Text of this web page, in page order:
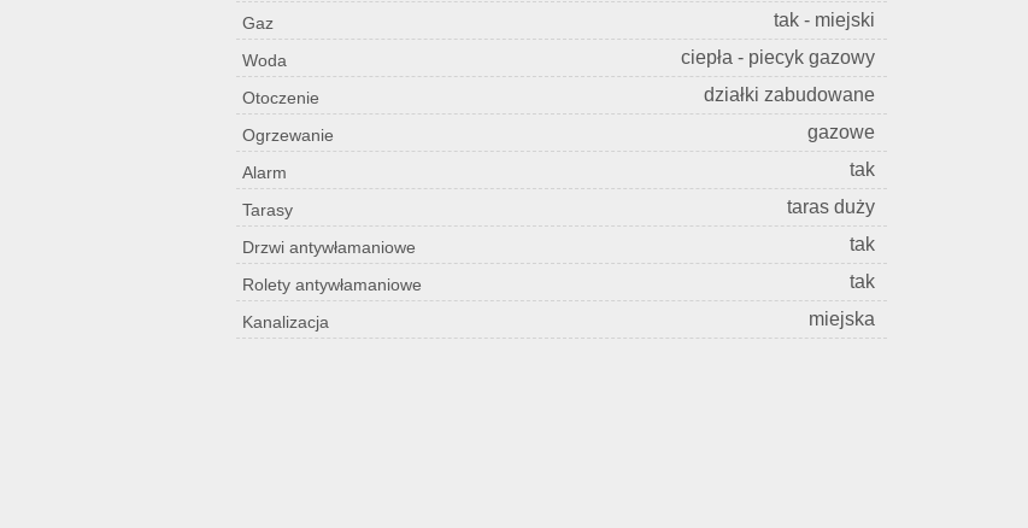
Gaz tak - miejski
Woda ciepła - piecyk gazowy
Otoczenie działki zabudowane
Ogrzewanie gazowe
Alarm tak
Tarasy taras duży
Drzwi antywłamaniowe tak
Rolety antywłamaniowe tak
Kanalizacja miejska